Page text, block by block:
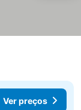
Ver preços